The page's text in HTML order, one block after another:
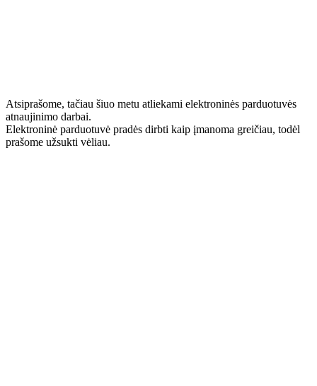
Atsiprašome, tačiau šiuo metu atliekami elektroninės parduotuvės
atnaujinimo darbai.
Elektroninė parduotuvė pradės dirbti kaip įmanoma greičiau, todėl
prašome užsukti vėliau.